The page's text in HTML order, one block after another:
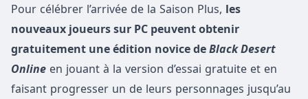
Pour célébrer l’arrivée de la Saison Plus, les
nouveaux joueurs sur PC peuvent obtenir
gratuitement une édition novice de Black Desert
Online en jouant à la version d’essai gratuite et en
faisant progresser un de leurs personnages jusqu’au